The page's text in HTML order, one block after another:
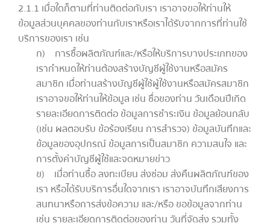
2.1.1 เมื่อใดก็ตามที่ท่านติดต่อกับเรา เราอาจขอให้ท่านให้
ข้อมูลส่วนบุคคลของท่านกับเราหรือเราได้รับจากการที่ท่านใช้
บริการของเรา เช่น
ก) การซื้อผลิตภัณฑ์และ/หรือให้บริการบางประเภทของ
เรากำหนดให้ท่านต้องสร้างบัญชีผู้ใช้งานหรือสมัคร
สมาชิก เมื่อท่านสร้างบัญชีผู้ใช้ผู้ใช้งานหรือสมัครสมาชิก
เราอาจขอให้ท่านให้ข้อมูล เช่น ชื่อของท่าน วันเดือนปีเกิด
รายละเอียดการติดต่อ ข้อมูลการชำระเงิน ข้อมูลย้อนกลับ
(เช่น ผลตอบรับ ข้อร้องเรียน การสำรวจ) ข้อมูลบันทึกและ
ข้อมูลของอุปกรณ์ ข้อมูลการเป็นสมาชิก ความสนใจ และ
การตั้งค่าบัญชีผู้ใช้และจดหมายข่าว
ข) เมื่อท่านซื้อ ลงทะเบียน ส่งซ่อม ส่งคืนผลิตภัณฑ์ของ
เรา หรือได้รับบริการอื่นใดจากเรา เราอาจบันทึกเสียงการ
สนทนาหรือการส่งข้อความ และ/หรือ ขอข้อมูลจากท่าน
เช่น รายละเอียดการติดต่อของท่าน วันที่จัดส่ง รวมทั้ง